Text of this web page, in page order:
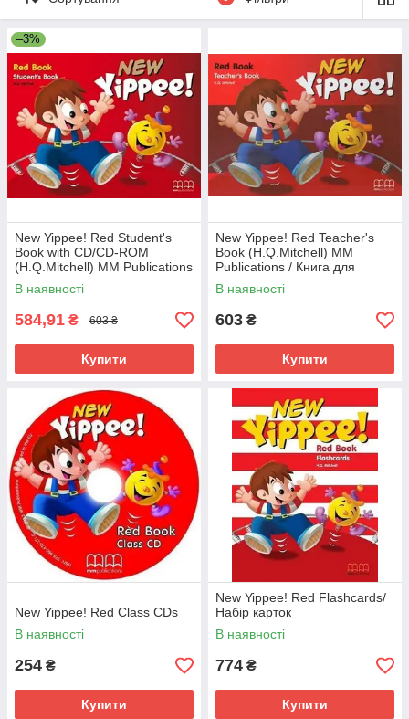
ігри, навчання за допомогою історій, рольові ігри має значний
педагогічний ефект. Студенти поринають в саму мову та
вивчають англійську спочатку слухаючи та розмовляючи, а
вже пізніше вчаться писати та читати. Таким чином, учні
вивчають та ознайомлюються з мовою так само як і носії. З
кожним рівнем яскравого та цікавого курсуNew
Yippee розвиваються наступні мовленнєві навички:
Red Book: головний акцент робиться на
прослуховування та говоріння;
Green Book : студенти вже починають розпізнавати
Blue Book : додається вивчення алфавіту та
навчання письму.
–3%
New Yippee! Red Student's
Book with CD/CD-ROM
(H.Q.Mitchell) MM Publications
/ Учебник
В наявності
584,91 ₴ 603 ₴
Купити
New Yippee! Red Teacher's
Book (H.Q.Mitchell) MM
Publications / Книга для
вчителя
В наявності
603 ₴
Купити
New Yippee! Red Class CDs
В наявності
254 ₴
Купити
New Yippee! Red Flashcards/
Набір карток
В наявності
774 ₴
Купити